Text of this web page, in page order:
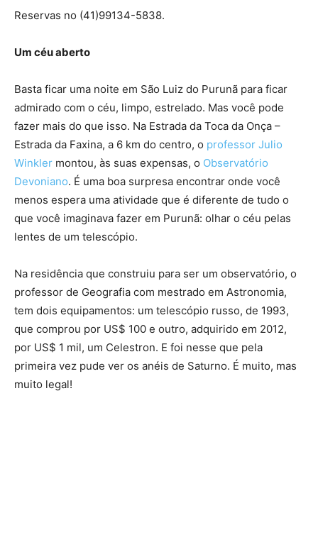
Reservas no (41)99134-5838.
Um céu aberto
Basta ficar uma noite em São Luiz do Purunã para ficar
admirado com o céu, limpo, estrelado. Mas você pode
fazer mais do que isso. Na Estrada da Toca da Onça –
Estrada da Faxina, a 6 km do centro, o professor Julio
Winkler montou, às suas expensas, o Observatório
Devoniano. É uma boa surpresa encontrar onde você
menos espera uma atividade que é diferente de tudo o
que você imaginava fazer em Purunã: olhar o céu pelas
lentes de um telescópio.
Na residência que construiu para ser um observatório, o
professor de Geografia com mestrado em Astronomia,
tem dois equipamentos: um telescópio russo, de 1993,
que comprou por US$ 100 e outro, adquirido em 2012,
por US$ 1 mil, um Celestron. E foi nesse que pela
primeira vez pude ver os anéis de Saturno. É muito, mas
muito legal!